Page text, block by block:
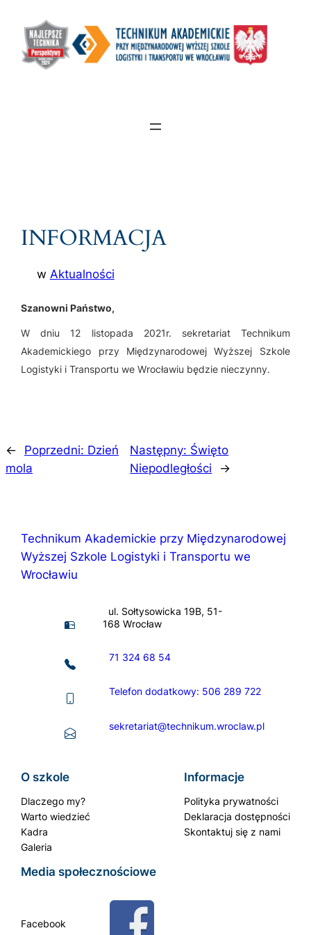
INFORMACJA
w Aktualności
Szanowni Państwo,
W dniu 12 listopada 2021r. sekretariat Technikum
Akademickiego przy Międzynarodowej Wyższej Szkole
Logistyki i Transportu we Wrocławiu będzie nieczynny.
← Poprzedni: Dzień
mola
Następny: Święto
Niepodległości
→
Technikum Akademickie przy Międzynarodowej
Wyższej Szkole Logistyki i Transportu we
Wrocławiu
ul. Sołtysowicka 19B, 51-
168 Wrocław
71 324 68 54
Telefon dodatkowy: 506 289 722
sekretariat@technikum.wroclaw.pl
O szkole
Dlaczego my?
Warto wiedzieć
Kadra
Galeria
Informacje
Polityka prywatności
Deklaracja dostępności
Skontaktuj się z nami
Media społecznościowe
Facebook